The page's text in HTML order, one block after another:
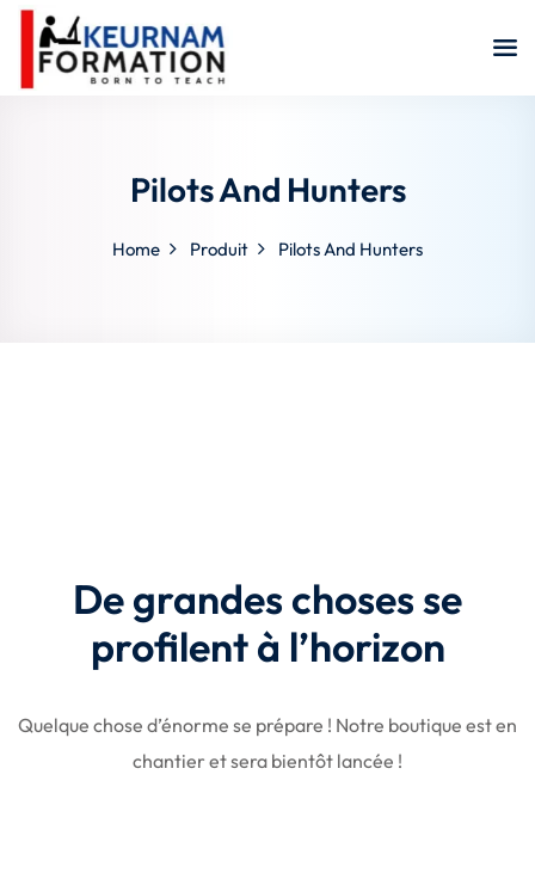
Pilots And Hunters
Home Produit Pilots And Hunters
De grandes choses se
profilent à l’horizon
Quelque chose d’énorme se prépare ! Notre boutique est en
chantier et sera bientôt lancée !
Sign in